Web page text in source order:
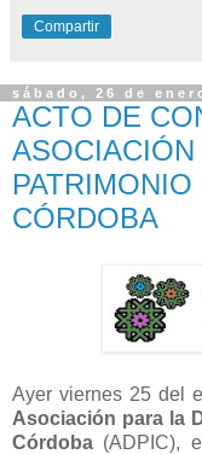
Compartir
sábado, 26 de
ACTO DE
ASOCIACIÓN
CÓRDOBA
Ayer viernes 25 del
Asociación para la
Córdoba (ADPIC),